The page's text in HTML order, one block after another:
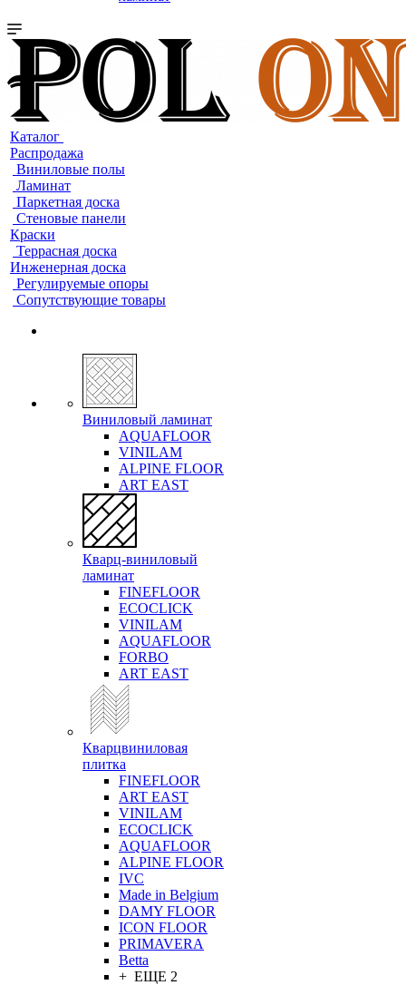
Каталог
Распродажа
Виниловые полы
Ламинат
Паркетная доска
Стеновые панели
Краски
Террасная доска
Инженерная доска
Регулируемые опоры
Сопутствующие товары
Виниловый ламинат
AQUAFLOOR
VINILAM
ALPINE FLOOR
ART EAST
Кварц-виниловый
ламинат
FINEFLOOR
ECOCLICK
VINILAM
AQUAFLOOR
FORBO
ART EAST
Кварцвиниловая
плитка
FINEFLOOR
ART EAST
VINILAM
ECOCLICK
AQUAFLOOR
ALPINE FLOOR
IVC
Made in Belgium
DAMY FLOOR
ICON FLOOR
PRIMAVERA
Betta
+ ЕЩЕ 2